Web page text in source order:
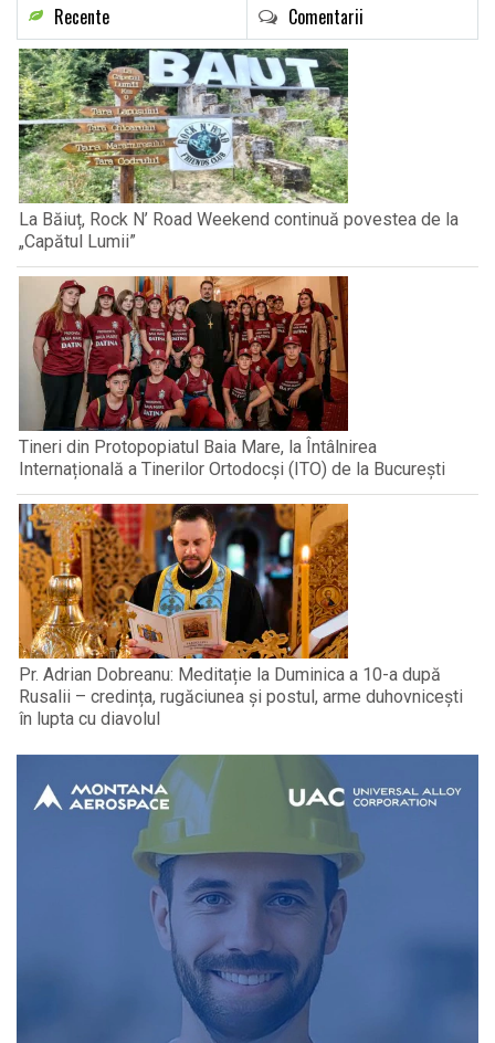
Recente Comentarii
La Băiuț, Rock N’ Road Weekend continuă povestea de la
„Capătul Lumii”
Tineri din Protopopiatul Baia Mare, la Întâlnirea
Internațională a Tinerilor Ortodocși (ITO) de la București
Pr. Adrian Dobreanu: Meditație la Duminica a 10-a după
Rusalii – credința, rugăciunea și postul, arme duhovnicești
în lupta cu diavolul